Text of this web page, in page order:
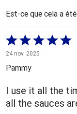
Est-ce que cela a
Coté
5 sur
5
24 nov. 2025
Pammy
I use it all the
all the sauces